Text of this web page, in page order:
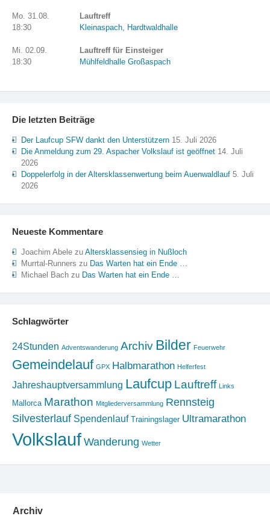
Mo. 31.08.
18:30
Lauftreff
Kleinaspach, Hardtwaldhalle
Mi. 02.09.
18:30
Lauftreff für Einsteiger
Mühlfeldhalle Großaspach
Die letzten Beiträge
Der Laufcup SFW dankt den Unterstützern 15. Juli 2026
Die Anmeldung zum 29. Aspacher Volkslauf ist geöffnet 14. Juli
2026
Doppelerfolg in der Altersklassenwertung beim Auenwaldlauf 5. Juli
2026
Neueste Kommentare
Joachim Abelezu Altersklassensieg in Nußloch
Murrtal-Runners zu Das Warten hat ein Ende …
Michael Bachzu Das Warten hat ein Ende …
Schlagwörter
24Stunden Adventswanderung Archiv Bilder Feuerwehr
Gemeindelauf GPX Halbmarathon Helferfest
Jahreshauptversammlung Laufcup Lauftreff Links
Mallorca Marathon Mitgliederversammlung Rennsteig
Silvesterlauf Spendenlauf Trainingslager Ultramarathon
Volkslauf Wanderung Wetter
Archiv